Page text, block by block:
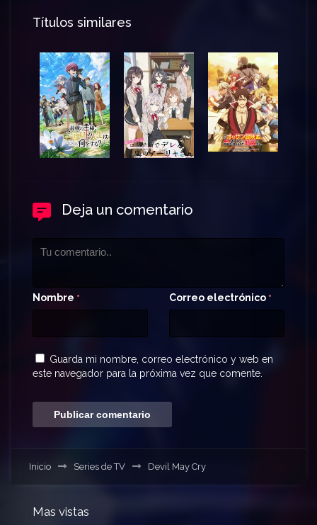
Títulos similares
Deja un comentario
Nombre * Correo electrónico *
Guarda mi nombre, correo electrónico y web en
este navegador para la próxima vez que comente.
Inicio Series de TV Devil May Cry
Mas vistas